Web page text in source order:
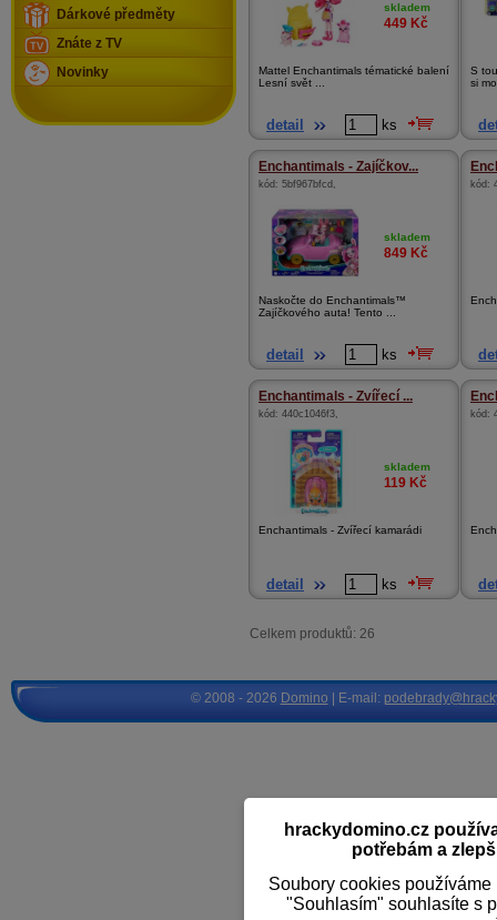
skladem
449 Kč
Mattel Enchantimals tématické balení
Lesní svět ...
detail ks
S
si
Enchantimals - Zajíčkov...
kód: 5bf967bfcd ,
skladem
849 Kč
Naskočte do Enchantimals™
Zajíčkového auta! Tento ...
detail ks
kód:
Enchantimals - Zvířecí ...
kód: 440c1046f3,
skladem
119 Kč
Enchantimals - Zvířecí kamarádi
detail ks
kód:
Celkem produktů: 26
Dárkové předměty
Znáte z TV
Novinky
hrackydomino.cz
potřebám a
Soubory cookies
"Souhlasím" souhlasíte s
© 2008 - 2026 Domino | E-mail: